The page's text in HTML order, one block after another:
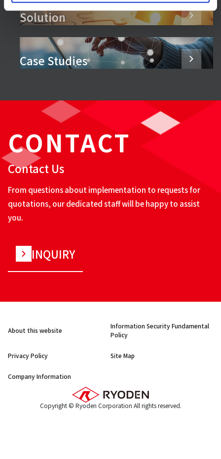
Solution
Case Studies
CONTACT
Contact Us
From questions about implementation to requests for
quotations, our dedicated staff will be happy to assist
you.
INQUIRY
About this website
Information Security Fundamental
Policy
Privacy Policy Site Map
Company Information
Copyright © Ryoden Corporation All rights reserved.